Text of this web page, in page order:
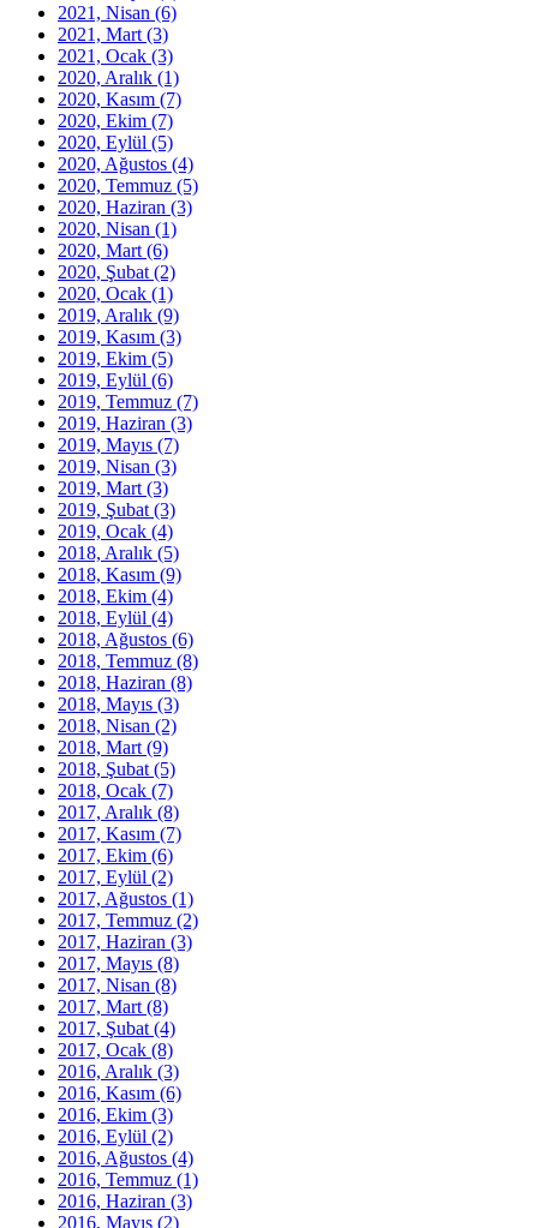
2021, Nisan (6)
2021, Mart (3)
2021, Ocak (3)
2020, Aralık (1)
2020, Kasım (7)
2020, Ekim (7)
2020, Eylül (5)
2020, Ağustos (4)
2020, Temmuz (5)
2020, Haziran (3)
2020, Nisan (1)
2020, Mart (6)
2020, Şubat (2)
2020, Ocak (1)
2019, Aralık (9)
2019, Kasım (3)
2019, Ekim (5)
2019, Eylül (6)
2019, Temmuz (7)
2019, Haziran (3)
2019, Mayıs (7)
2019, Nisan (3)
2019, Mart (3)
2019, Şubat (3)
2019, Ocak (4)
2018, Aralık (5)
2018, Kasım (9)
2018, Ekim (4)
2018, Eylül (4)
2018, Ağustos (6)
2018, Temmuz (8)
2018, Haziran (8)
2018, Mayıs (3)
2018, Nisan (2)
2018, Mart (9)
2018, Şubat (5)
2018, Ocak (7)
2017, Aralık (8)
2017, Kasım (7)
2017, Ekim (6)
2017, Eylül (2)
2017, Ağustos (1)
2017, Temmuz (2)
2017, Haziran (3)
2017, Mayıs (8)
2017, Nisan (8)
2017, Mart (8)
2017, Şubat (4)
2017, Ocak (8)
2016, Aralık (3)
2016, Kasım (6)
2016, Ekim (3)
2016, Eylül (2)
2016, Ağustos (4)
2016, Temmuz (1)
2016, Haziran (3)
2016, Mayıs (2)